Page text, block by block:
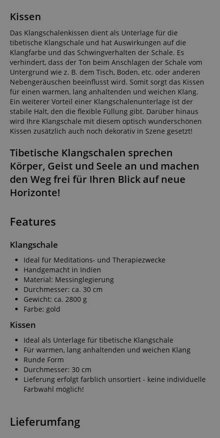
Kissen
Das Klangschalenkissen dient als Unterlage für die
tibetische Klangschale und hat Auswirkungen auf die
Klangfarbe und das Schwingverhalten der Schale. Es
verhindert, dass der Ton beim Anschlagen der Schale vom
Untergrund wie z. B. dem Tisch, Boden, etc. oder anderen
Nebengeräuschen beeinflusst wird. Somit sorgt das Kissen
für einen warmen, lang anhaltenden und weichen Klang.
Ein weiterer Vorteil einer Klangschalenunterlage ist der
stabile Halt, den die flexible Füllung gibt. Darüber hinaus
wird Ihre Klangschale mit diesem optisch wunderschönen
Kissen zusätzlich auch noch dekorativ in Szene gesetzt!
Tibetische Klangschalen sprechen
Körper, Geist und Seele an und machen
den Weg frei für Ihren Blick auf neue
Horizonte!
Features
Klangschale
Ideal für Meditations- und Therapiezwecke
Handgemacht in Indien
Material: Messinglegierung
Durchmesser: ca. 30 cm
Gewicht: ca. 2800 g
Farbe: gold
Kissen
Ideal als Unterlage für tibetische Klangschale
Für warmen, lang anhaltenden und weichen Klang
Runde Form
Durchmesser: 30 cm
Lieferung erfolgt farblich unsortiert - keine individuelle
Farbwahl möglich!
Lieferumfang